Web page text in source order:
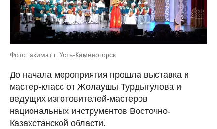
Фото: акимат г. Усть-Каменогорск
До начала мероприятия прошла выставка и
мастер-класс от Жолаушы Турдыгулова и
ведущих изготовителей-мастеров
национальных инструментов Восточно-
Казахстанской области.